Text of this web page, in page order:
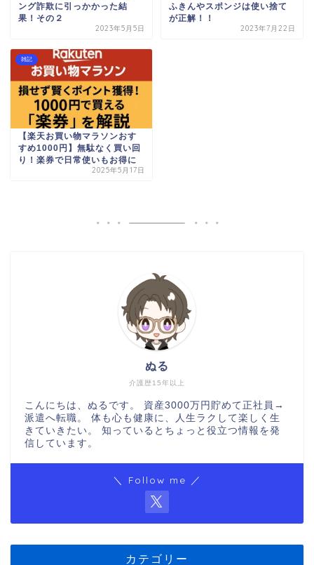
ング詐欺に引っかかった結
果！その２
2023年5月5日
ふきんやスポンジは使い捨て
が正解！！
2023年7月22日
雑記
【楽天お買い物マラソンおす
すめ1000円】無駄なく買い回
り！楽券で日常使いもお得に
2025年5月17日
介護歴15年以上
ぬる
こんにちは、ぬるです。 資産3000万円貯めて正社員→
派遣へ転職。 体も心も健康に、人生ラクして楽しく生
きていきたい。 知っているとちょっと役立つ情報を発
信しています。
＼ Follow me ／
カテゴリー